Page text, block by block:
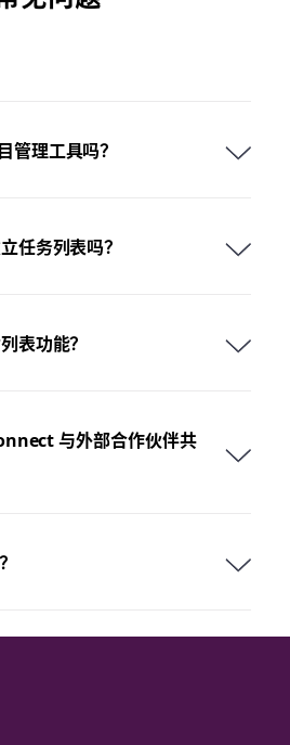
管理工具吗？
任务列表吗？
表功能？
与外部合作伙伴共